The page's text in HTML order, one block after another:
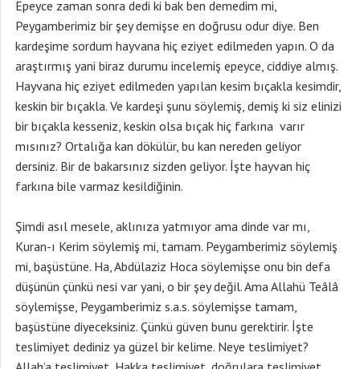
Epeyce zaman sonra dedi ki bak ben demedim mi,
Peygamberimiz bir şey demişse en doğrusu odur diye. Ben
kardeşime sordum hayvana hiç eziyet edilmeden yapın. O da
araştırmış yani biraz durumu incelemiş epeyce, ciddiye almış.
Hayvana hiç eziyet edilmeden yapılan kesim bıçakla kesimdir,
keskin bir bıçakla. Ve kardeşi şunu söylemiş, demiş ki siz elinizi
bir bıçakla kesseniz, keskin olsa bıçak hiç farkına varır
mısınız? Ortalığa kan dökülür, bu kan nereden geliyor
dersiniz. Bir de bakarsınız sizden geliyor. İşte hayvan hiç
farkına bile varmaz kesildiğinin.
Şimdi asıl mesele, aklınıza yatmıyor ama dinde var mı,
Kuran-ı Kerim söylemiş mi, tamam. Peygamberimiz söylemiş
mi, başüstüne. Ha, Abdülaziz Hoca söylemişse onu bin defa
düşünün çünkü nesi var yani, o bir şey değil. Ama Allahü Teâlâ
söylemişse, Peygamberimiz s.a.s. söylemişse tamam,
başüstüne diyeceksiniz. Çünkü güven bunu gerektirir. İşte
teslimiyet dediniz ya güzel bir kelime. Neye teslimiyet?